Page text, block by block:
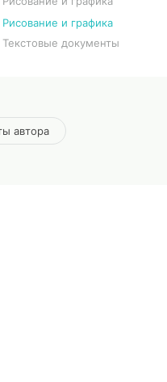
Рисование и графика
Текстовые документы
автора